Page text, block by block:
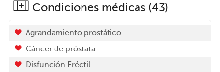
Condiciones médicas (43)
Agrandamiento prostático
Cáncer de próstata
Disfunción Eréctil